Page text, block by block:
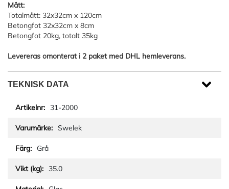
Mått:
Totalmått: 32x32cm x 120cm
Betongfot 32x32cm x 8cm
Betongfot 20kg, totalt 35kg
Levereras omonterat i 2 paket med DHL hemleverans.
TEKNISK DATA
31-2000
Swelek
Grå
35.0